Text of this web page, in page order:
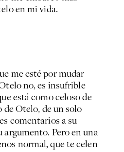
en mi vida.
me esté por mudar
no, es insufrible
está como celoso de
de Otelo, de un solo
comentarios a su
argumento. Pero en una
normal, que te celen